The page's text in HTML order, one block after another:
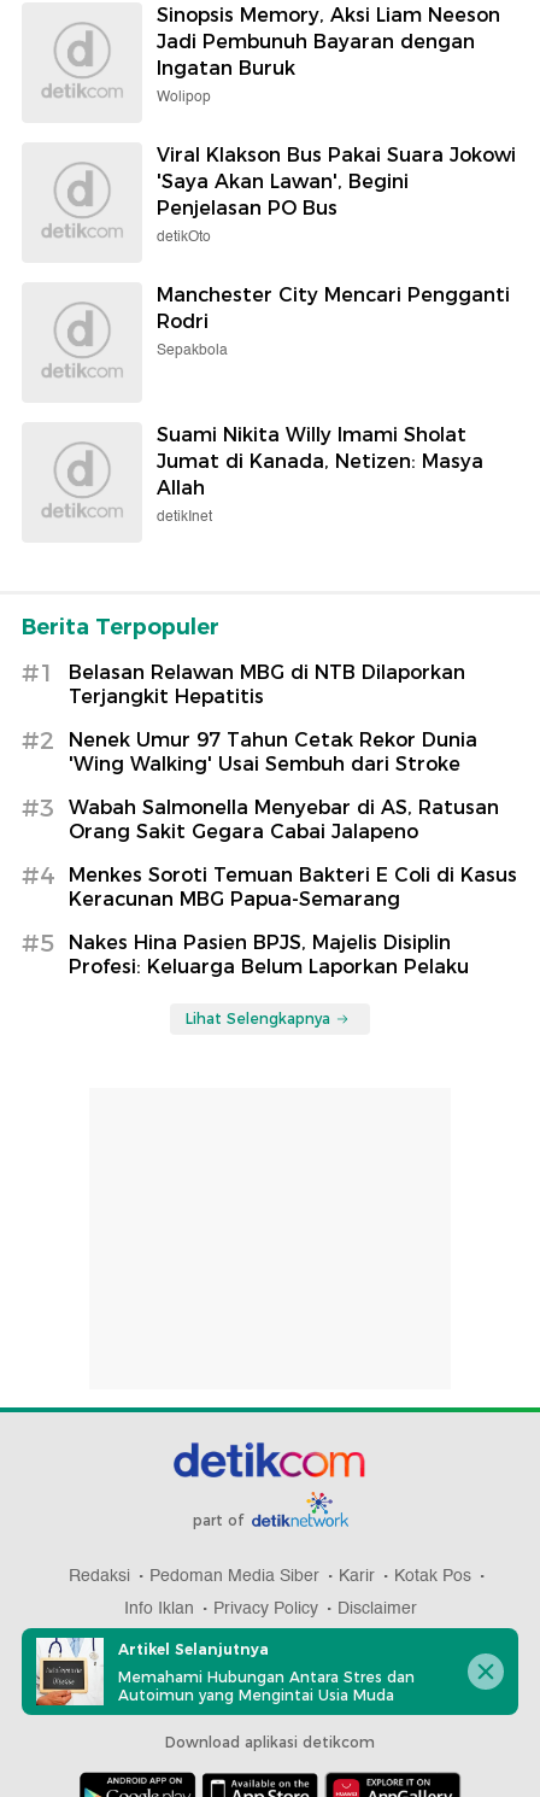
Sinopsis Memory, Aksi Liam Neeson
Jadi Pembunuh Bayaran dengan
Ingatan Buruk
Wolipop
Viral Klakson Bus Pakai Suara Jokowi
'Saya Akan Lawan', Begini
Penjelasan PO Bus
detikOto
Manchester City Mencari Pengganti
Rodri
Sepakbola
Suami Nikita Willy Imami Sholat
Jumat di Kanada, Netizen: Masya
Allah
detikInet
Berita Terpopuler
#1
Belasan Relawan MBG di NTB Dilaporkan
Terjangkit Hepatitis
#2
Nenek Umur 97 Tahun Cetak Rekor Dunia
'Wing Walking' Usai Sembuh dari Stroke
#3
Wabah Salmonella Menyebar di AS, Ratusan
Orang Sakit Gegara Cabai Jalapeno
#4
Menkes Soroti Temuan Bakteri E Coli di Kasus
Keracunan MBG Papua-Semarang
#5
Nakes Hina Pasien BPJS, Majelis Disiplin
Profesi: Keluarga Belum Laporkan Pelaku
Lihat Selengkapnya
part of
Redaksi Pedoman Media Siber Karir
Kotak Pos
Info Iklan
Privacy Policy Disclaimer
Download aplikasi detikcom
Artikel Selanjutnya
Memahami Hubungan Antara Stres dan
Autoimun yang Mengintai Usia Muda